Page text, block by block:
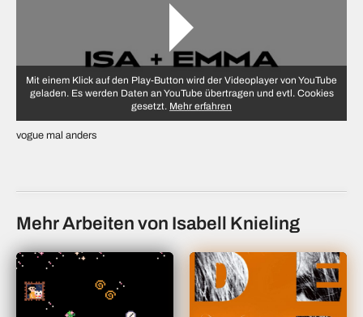
Mit einem Klick auf den Play-Button wird der Videoplayer von YouTube
geladen. Es werden Daten an YouTube übertragen und evtl. Cookies
gesetzt. Mehr erfahren
vogue mal anders
Mehr Arbeiten von Isabell Knieling